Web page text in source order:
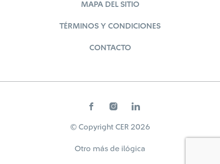
MAPA DEL SITIO
TÉRMINOS Y CONDICIONES
CONTACTO
© Copyright CER 2026
Otro más de ilógica